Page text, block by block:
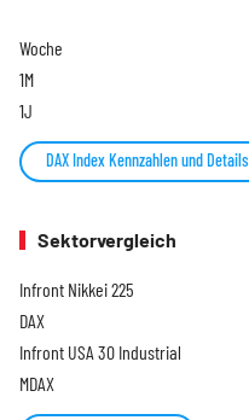
Woche
1M
1J
DAX Index Kennzahlen und Details
Sektorvergleich
Infront Nikkei 225
DAX
Infront USA 30 Industrial
MDAX